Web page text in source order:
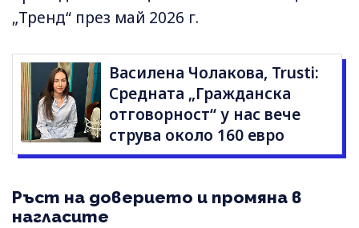
„Тренд“ през май 2026 г.
Василена Чолакова, Trusti:
Средната „Гражданска
отговорност“ у нас вече
струва около 160 евро
Ръст на доверието и промяна в
нагласите